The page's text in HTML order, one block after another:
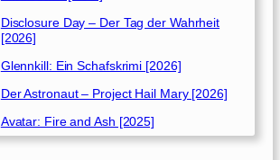
Disclosure Day – Der Tag der Wahrheit
[2026]
Glennkill: Ein Schafskrimi [2026]
Der Astronaut – Project Hail Mary [2026]
Avatar: Fire and Ash [2025]